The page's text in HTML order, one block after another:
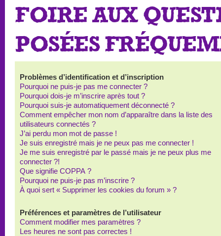
FOIRE AUX
POSÉES
Problèmes d’identification et d’inscription
Pourquoi ne puis-je pas me connecter ?
Pourquoi dois-je m’inscrire après tout ?
Pourquoi suis-je automatiquement déconnecté ?
Comment empêcher mon nom d’apparaître dans la liste des
utilisateurs connectés ?
J’ai perdu mon mot de passe !
Je suis enregistré mais je ne peux pas me connecter !
Je me suis enregistré par le passé mais je ne peux plus me
connecter ?!
Que signifie COPPA ?
Pourquoi ne puis-je pas m’inscrire ?
À quoi sert « Supprimer les cookies du forum » ?
Préférences et paramètres de l’utilisateur
Comment modifier mes paramètres ?
Les heures ne sont pas correctes !